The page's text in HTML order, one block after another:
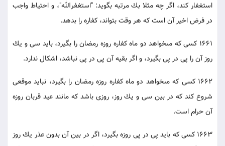
استغفار كند، اگر چه مثلا بك مرتبه بگويد: "استغفرالله"، و احتياط واجب
در فرض اخير آن است كه هر وقت بتواند، كفاره را بدهد.
1661 كسى كه مى‏خواهد دو ماه كفاره روزه رمضان را بگيرد، بايد سى و يك
روز آن را پى در پى بگيرد، و اگر بقيه آن پى در پى نباشد، اشكال ندارد.
1662 كسى كه مى‏خواهد دو ماه كفاره روزه رمضان را بگيرد، نبايد موقعى
شروع كند كه در بين سى و يك روز، روزى باشد كه مانند عيد قربان روزه
آن حرام است.
1663 كسى كه بايد پى در پى روزه بگيرد، اگر در بين آن بدون عذر يك روز